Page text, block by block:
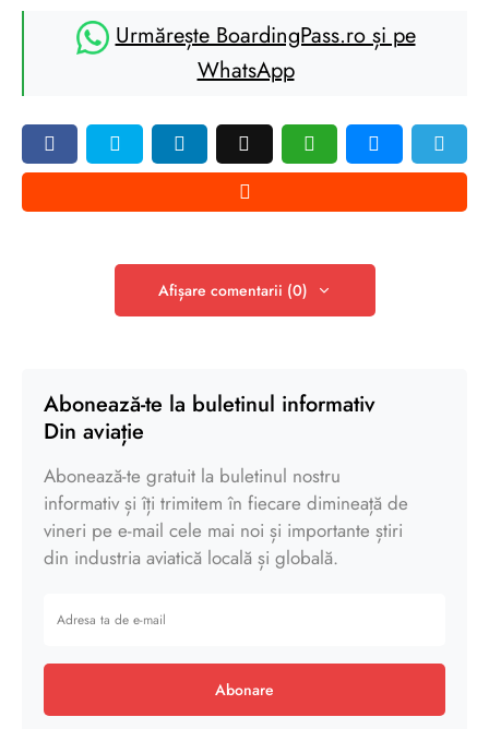
Urmărește BoardingPass.ro și pe
WhatsApp
Afișare comentarii (0)
Abonează-te la buletinul informativ
Din aviație
Abonează-te gratuit la buletinul nostru
informativ și îți trimitem în fiecare dimineață de
vineri pe e-mail cele mai noi și importante știri
din industria aviatică locală și globală.
Abonare